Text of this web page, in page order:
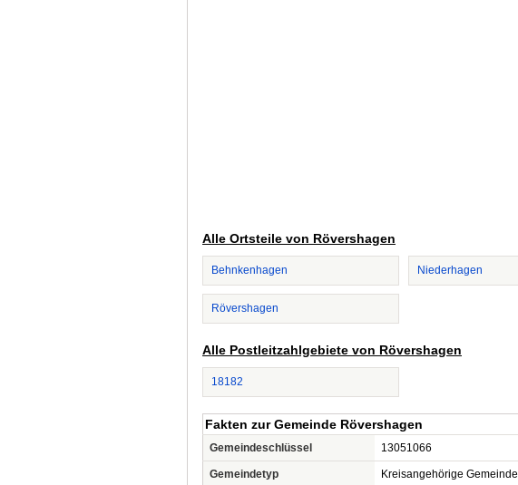
Alle Ortsteile von Rövershagen
Behnkenhagen Niederhagen
Rövershagen
Alle Postleitzahlgebiete von Rövershagen
18182
Fakten zur Gemeinde Rövershagen
Gemeindeschlüssel 13051066
Gemeindetyp Kreisangehörige Gemeinde